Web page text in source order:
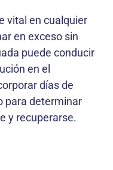
vital en cualquier
en exceso sin
puede conducir
en el
días de
para determinar
y recuperarse.